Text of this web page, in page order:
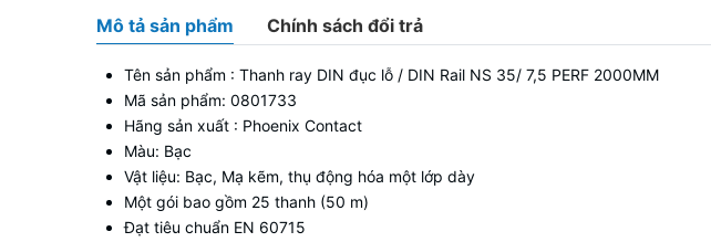
Mô tả sản phẩm Chính sách đổi trả
Tên sản phẩm : Thanh ray DIN đục lỗ / DIN Rail NS 35/ 7,5 PERF 2000MM
Mã sản phẩm: 0801733
Hãng sản xuất : Phoenix Contact
Màu: Bạc
Vật liệu: Bạc, Mạ kẽm, thụ động hóa một lớp dày
Một gói bao gồm 25 thanh (50 m)
Đạt tiêu chuẩn EN 60715